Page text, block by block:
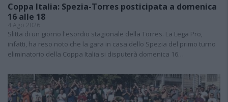
Coppa Italia: Spezia-Torres posticipata a domenica
16 alle 18
4 Ago 2026
Slitta di un giorno l'esordio stagionale della Torres. La Lega Pro,
infatti, ha reso noto che la gara in casa dello Spezia del primo turno
eliminatorio della Coppa Italia si disputerà domenica 16…